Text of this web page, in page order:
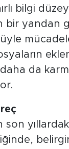
bilgi
bir yandan
da
son